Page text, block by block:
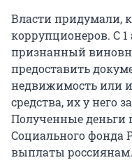
Власти придумали,
коррупционеров. С 1
признанный
предоставить
недвижимость или
средства, их у него
Полученные деньги
Социального фонда
выплаты